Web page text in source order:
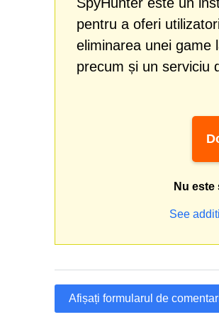
pentru a oferi
eliminarea unei game
precum și un serviciu
Nu
See
Afișați formularul de